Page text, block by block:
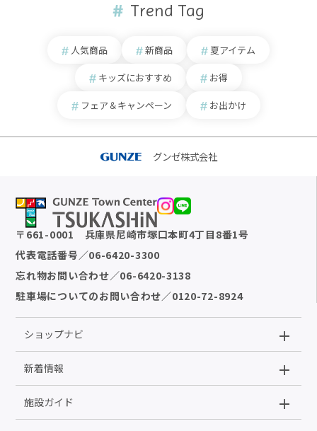
Trend Tag
人気商品 新商品 夏アイテム
キッズにおすすめ お得
フェア＆キャンペーン お出かけ
グンゼ株式会社
〒 661-0001
兵庫県尼崎市塚口本町4丁目8番1号
代表電話番号／06-6420-3300
忘れ物お問い合わせ／06-6420-3138
駐車場についてのお問い合わせ／0120-72-8924
ショップナビ
新着情報
施設ガイド